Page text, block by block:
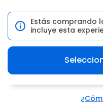
Estás comprando
incluye esta